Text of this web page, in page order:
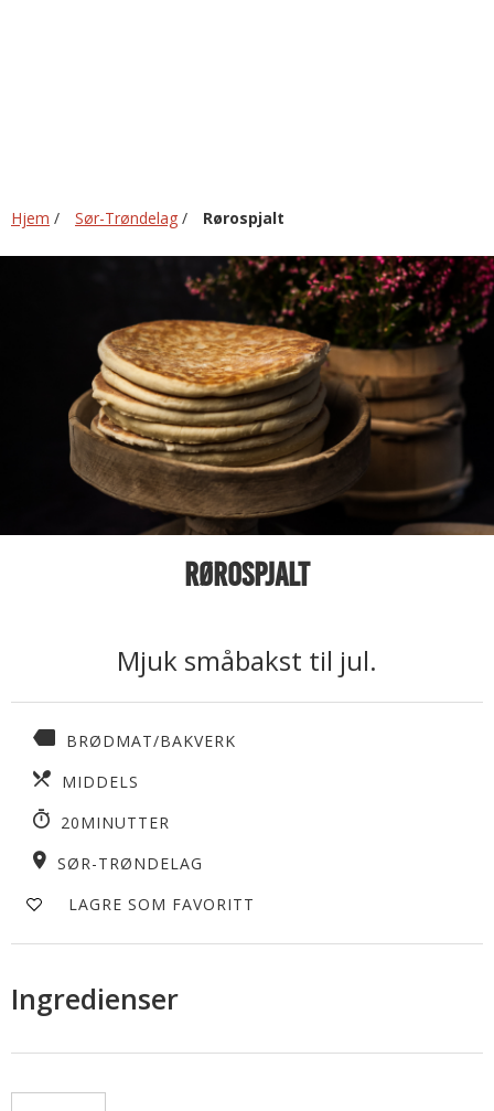
Hjem / Sør-Trøndelag / Rørospjalt
Rørospjalt
Mjuk småbakst til jul.
BRØDMAT/BAKVERK
MIDDELS
20MINUTTER
SØR-TRØNDELAG
LAGRE SOM FAVORITT
Ingredienser